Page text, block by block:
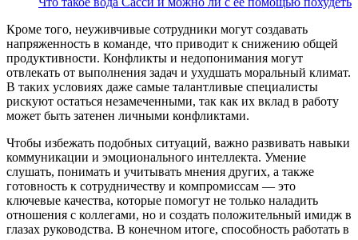
Кроме того, неуживчивые сотрудники могут создавать
напряженность в команде, что приводит к снижению общей
продуктивности. Конфликты и недопонимания могут
отвлекать от выполнения задач и ухудшать моральный климат.
В таких условиях даже самые талантливые специалисты
рискуют остаться незамеченными, так как их вклад в работу
может быть затенен личными конфликтами.
Чтобы избежать подобных ситуаций, важно развивать навыки
коммуникации и эмоционального интеллекта. Умение
слушать, понимать и учитывать мнения других, а также
готовность к сотрудничеству и компромиссам — это
ключевые качества, которые помогут не только наладить
отношения с коллегами, но и создать положительный имидж в
глазах руководства. В конечном итоге, способность работать в